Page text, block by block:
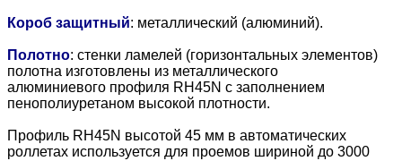
Короб защитный: металлический (алюминий).
Полотно: стенки ламелей (горизонтальных элементов)
полотна изготовлены из металлического
алюминиевого профиля RH45N с заполнением
пенополиуретаном высокой плотности.
Профиль RH45N высотой 45 мм в автоматических
роллетах используется для проемов шириной до 3000